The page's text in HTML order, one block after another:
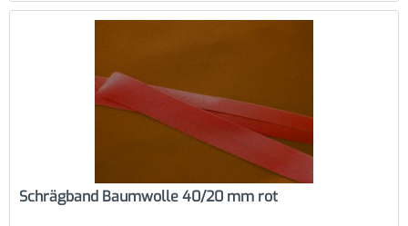
Schrägband Baumwolle 40/20 mm rot